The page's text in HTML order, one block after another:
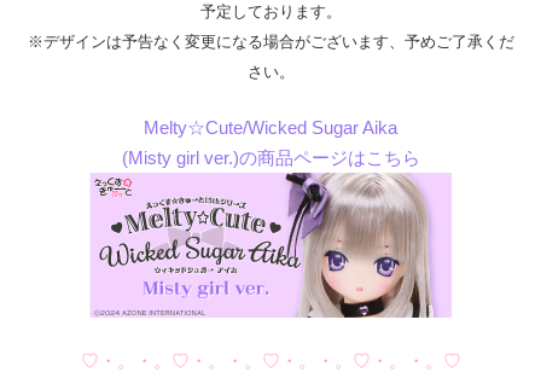
予定しております。
※デザインは予告なく変更になる場合がございます、予めご了承くだ
さい。
Melty☆Cute/Wicked Sugar Aika
(Misty girl ver.)の商品ページはこちら
♡・。・。♡・。・。♡・。・。♡・。・。♡